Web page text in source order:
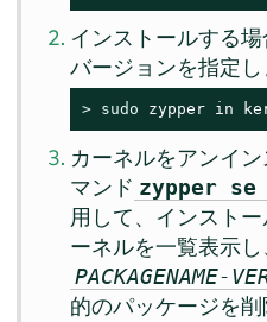
インストールする
バージョンを指定し
> sudo zypper in
カーネルをアンイ
マンド zypper
用して、インスト
ーネルを一覧表示し
PACKAGENAME-
的のパッケージを削